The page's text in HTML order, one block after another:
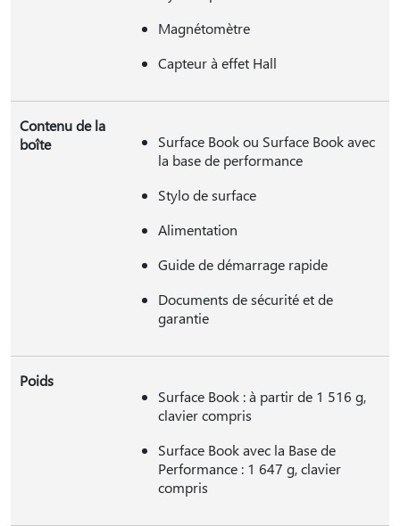
Magnétomètre
Capteur à effet Hall
Contenu de la
boîte
Surface Book ou Surface Book avec
la base de performance
Stylo de surface
Alimentation
Guide de démarrage rapide
Documents de sécurité et de
garantie
Poids
Surface Book : à partir de 1 516 g,
clavier compris
Surface Book avec la Base de
Performance : 1 647 g, clavier
compris